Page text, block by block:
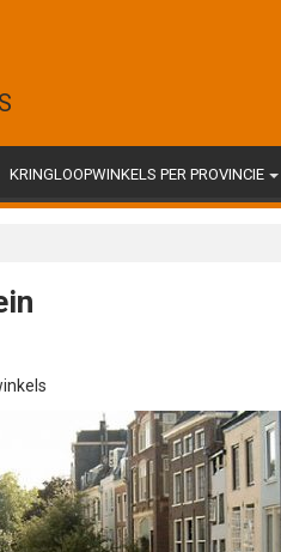
KRINGLOOPWINKELS PER PROVINCIE